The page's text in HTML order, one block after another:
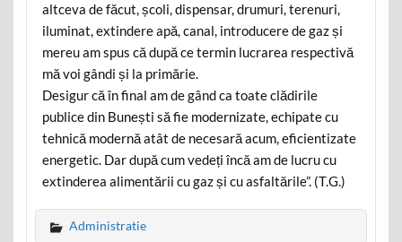
altceva de făcut, școli, dispensar, drumuri, terenuri,
iluminat, extindere apă, canal, introducere de gaz și
mereu am spus că după ce termin lucrarea respectivă
mă voi gândi și la primărie.
Desigur că în final am de gând ca toate clădirile
publice din Bunești să fie modernizate, echipate cu
tehnică modernă atât de necesară acum, eficientizate
energetic. Dar după cum vedeți încă am de lucru cu
extinderea alimentării cu gaz și cu asfaltările”. (T.G.)
Administratie